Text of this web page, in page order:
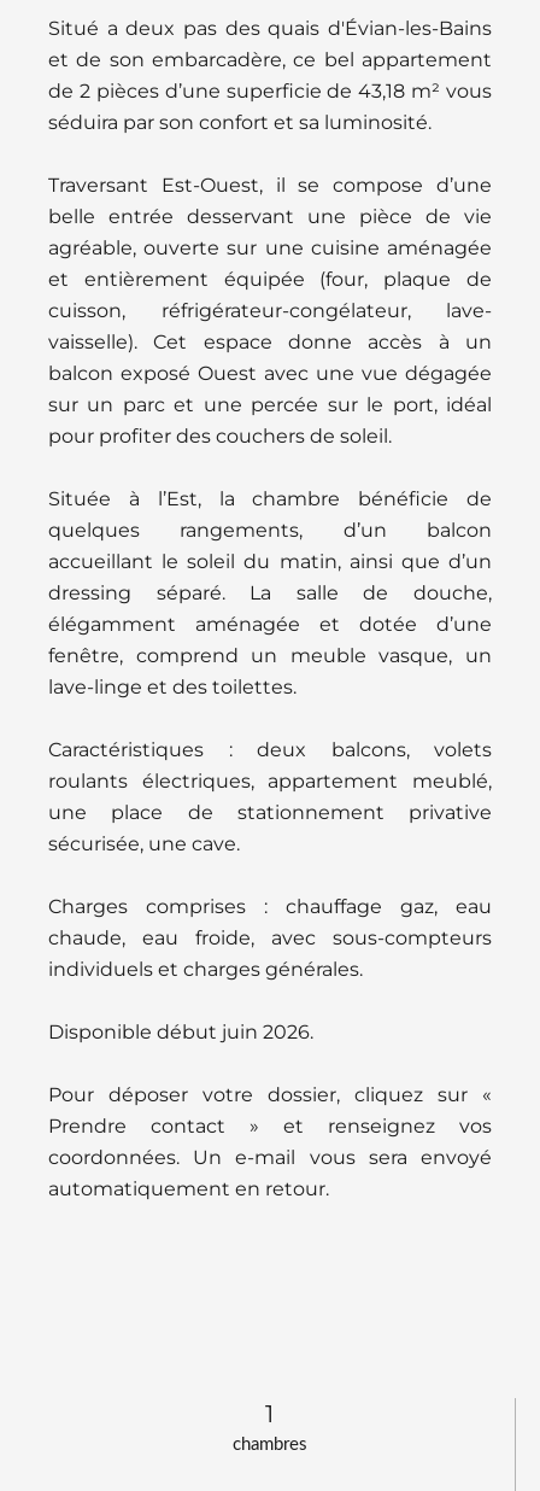
chambres
1
Situé a deux pas des quais d'Évian-les-Bains
et de son embarcadère, ce bel appartement
de 2 pièces d’une superficie de 43,18 m² vous
séduira par son confort et sa luminosité.
Traversant Est-Ouest, il se compose d’une
belle entrée desservant une pièce de vie
agréable, ouverte sur une cuisine aménagée
et entièrement équipée (four, plaque de
cuisson, réfrigérateur-congélateur, lave-
vaisselle). Cet espace donne accès à un
balcon exposé Ouest avec une vue dégagée
sur un parc et une percée sur le port, idéal
pour profiter des couchers de soleil.
Située à l’Est, la chambre bénéficie de
quelques rangements, d’un balcon
accueillant le soleil du matin, ainsi que d’un
dressing séparé. La salle de douche,
élégamment aménagée et dotée d’une
fenêtre, comprend un meuble vasque, un
lave-linge et des toilettes.
Caractéristiques : deux balcons, volets
roulants électriques, appartement meublé,
une place de stationnement privative
sécurisée, une cave.
Charges comprises : chauffage gaz, eau
chaude, eau froide, avec sous-compteurs
individuels et charges générales.
Disponible début juin 2026.
Pour déposer votre dossier, cliquez sur «
Prendre contact » et renseignez vos
coordonnées. Un e-mail vous sera envoyé
automatiquement en retour.